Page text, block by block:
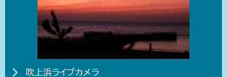
吹上浜ライブカメラ